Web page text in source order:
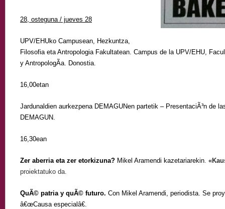
28, osteguna / jueves 28
UPV/EHUko Campusean, Hezkuntza,
Filosofia eta Antropologia Fakultatean. Campus de la UPV/EHU,
y AntropologÃ­a. Donostia.
16,00etan
Jardunaldien aurkezpena DEMAGUNen partetik – PresentaciÃ³n de
DEMAGUN.
16,30ean
Zer aberria eta zer etorkizuna? Mikel Aramendi kazetariarekin.
proiektatuko da.
QuÃ© patria y quÃ© futuro. Con Mikel Aramendi, periodista. Se
â€œCausa especialâ€.